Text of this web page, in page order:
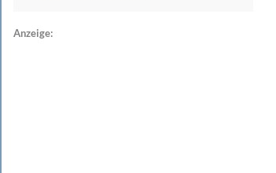
Anzeige: